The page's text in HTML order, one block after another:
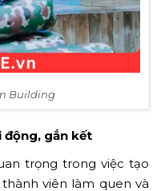
Building
động, gắn kết
trọng trong việc tạo
viên làm quen và